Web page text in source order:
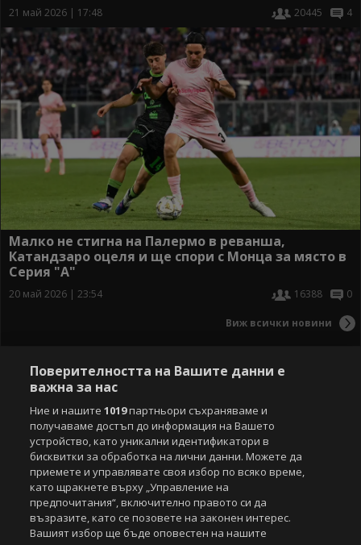
21 май 2026 | 17:48 20445 4
Малко не стигна на Палермо в реванша,
Катандзаро оцеля и ще спори с Монца за място в
Серия "А"
20 май 2026 | 23:54 16388 0
Виж всички новини
Поверителността на Вашите данни е
важна за нас
Ние и нашите1019партньори съхраняваме и
получаваме достъп до информация на Вашето
устройство, като уникални идентификатори в
бисквитки за обработка на лични данни. Можете да
приемете и управлявате своя избор по всяко време,
като щракнете върху „Управление на
предпочитания“, включително правото си да
възразите, като се позовете на законен интерес.
Вашият избор ще бъде оповестен на нашите